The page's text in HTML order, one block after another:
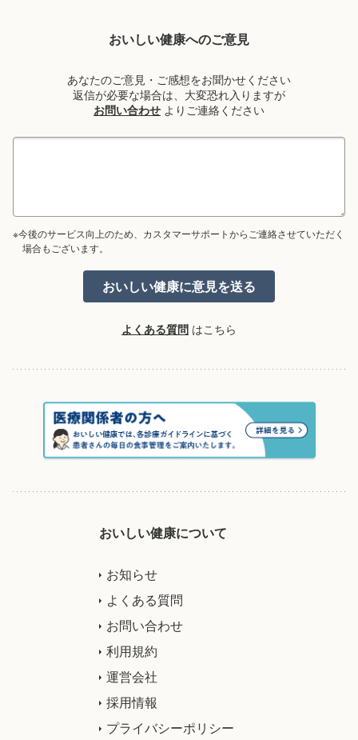
おいしい健康へのご意見
あなたのご意見・ご感想をお聞かせください
返信が必要な場合は、大変恐れ入りますが
お問い合わせ よりご連絡ください
※今後のサービス向上のため、カスタマーサポートからご連絡させていただく
場合もございます。
よくある質問 はこちら
おいしい健康について
お知らせ
よくある質問
お問い合わせ
利用規約
運営会社
採用情報
プライバシーポリシー